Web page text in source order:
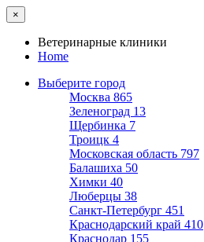
×
Ветеринарные клиники
Home
Выберите город
Москва 865
Зеленоград 13
Щербинка 7
Троицк 4
Московская область 797
Балашиха 50
Химки 40
Люберцы 38
Санкт-Петербург 451
Краснодарский край 410
Краснодар 155